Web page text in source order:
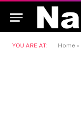
YOU ARE AT: Home »